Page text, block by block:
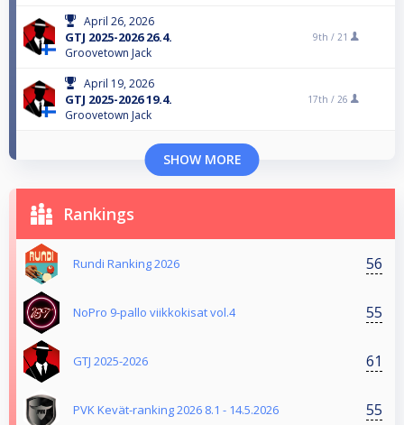
April 26, 2026
GTJ 2025-2026 26.4.
Groovetown Jack
9th / 21
April 19, 2026
GTJ 2025-2026 19.4.
Groovetown Jack
17th / 26
SHOW MORE
Rankings
Rundi Ranking 2026 56
NoPro 9-pallo viikkokisat vol.4 55
GTJ 2025-2026 61
PVK Kevät-ranking 2026 8.1 - 14.5.2026 55